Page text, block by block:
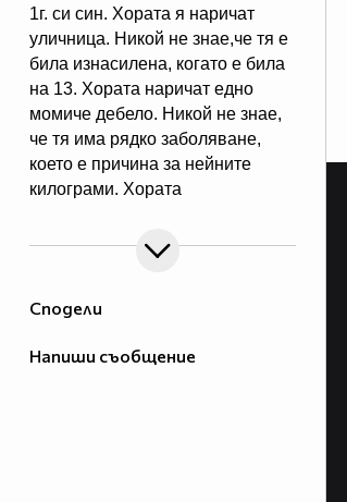
Сподели
Напиши съобщение
1г. си син. Хората я наричат
уличница. Никой не знае,че тя е
била изнасилена, когато е била
на 13. Хората наричат едно
момиче дебело. Никой не знае,
че тя има рядко заболяване,
което е причина за нейните
килограми. Хората
отвратителен. Никой не знае,че
той е имал сериозен инцидент,
докато той се е биел за страната
ако сте против тормоза и